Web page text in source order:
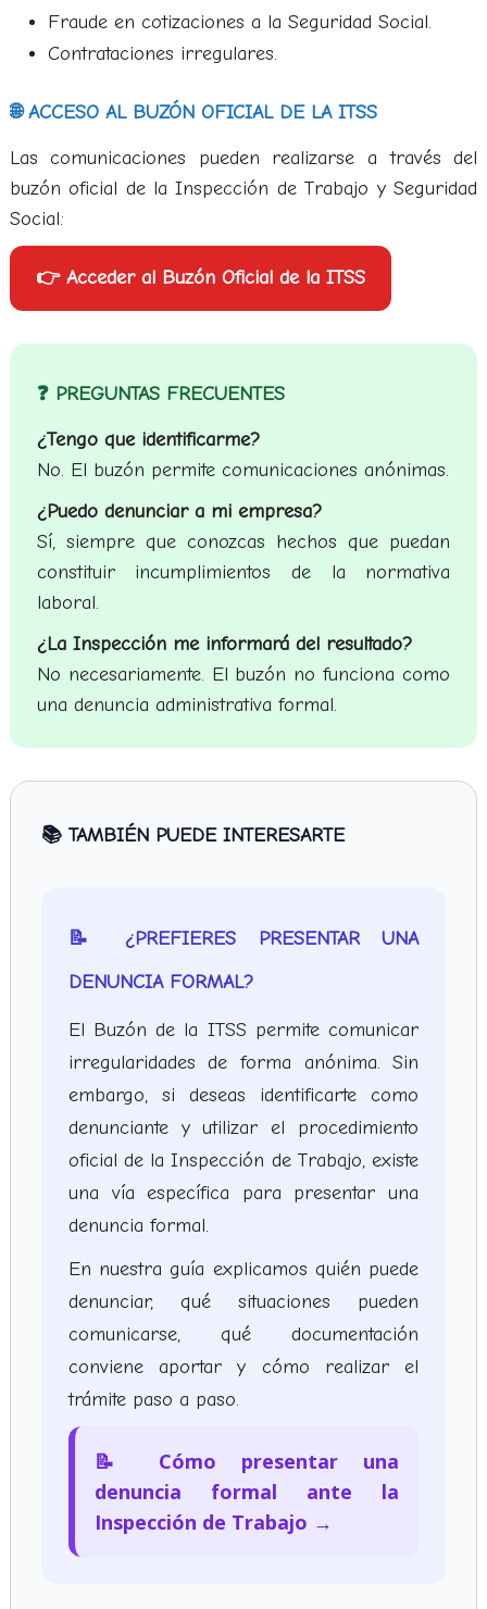
Fraude en cotizaciones a la Seguridad Social.
Contrataciones irregulares.
🌐 ACCESO AL BUZÓN OFICIAL DE LA ITSS
Las comunicaciones pueden realizarse a través del
buzón oficial de la Inspección de Trabajo y Seguridad
Social:
👉 Acceder al Buzón Oficial de la ITSS
❓ PREGUNTAS FRECUENTES
¿Tengo que identificarme?
No. El buzón permite comunicaciones anónimas.
¿Puedo denunciar a mi empresa?
Sí, siempre que conozcas hechos que puedan
constituir incumplimientos de la normativa
laboral.
¿La Inspección me informará del resultado?
No necesariamente. El buzón no funciona como
una denuncia administrativa formal.
📚 TAMBIÉN PUEDE INTERESARTE
📝 ¿PREFIERES PRESENTAR UNA
DENUNCIA FORMAL?
El Buzón de la ITSS permite comunicar
irregularidades de forma anónima. Sin
embargo, si deseas identificarte como
denunciante y utilizar el procedimiento
oficial de la Inspección de Trabajo, existe
una vía específica para presentar una
denuncia formal.
En nuestra guía explicamos quién puede
denunciar, qué situaciones pueden
comunicarse, qué documentación
conviene aportar y cómo realizar el
trámite paso a paso.
📝 Cómo presentar una
denuncia formal ante la
Inspección de Trabajo →